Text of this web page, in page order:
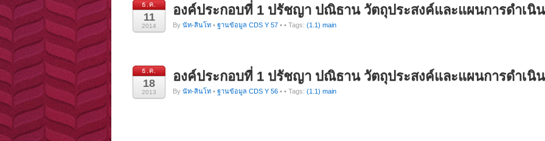
ธ.ค.
11
2014
องค์ประกอบที่ 1 ปรัชญา ปณิธาน วัตถุประสงค์และแผนการดำเนิ
By นัท-สินโท • ฐานข้อมูล CDS Y 57 • • Tags: (1.1) main
ธ.ค.
18
2013
องค์ประกอบที่ 1 ปรัชญา ปณิธาน วัตถุประสงค์และแผนการดำเนิ
By นัท-สินโท • ฐานข้อมูล CDS Y 56 • • Tags: (1.1) main